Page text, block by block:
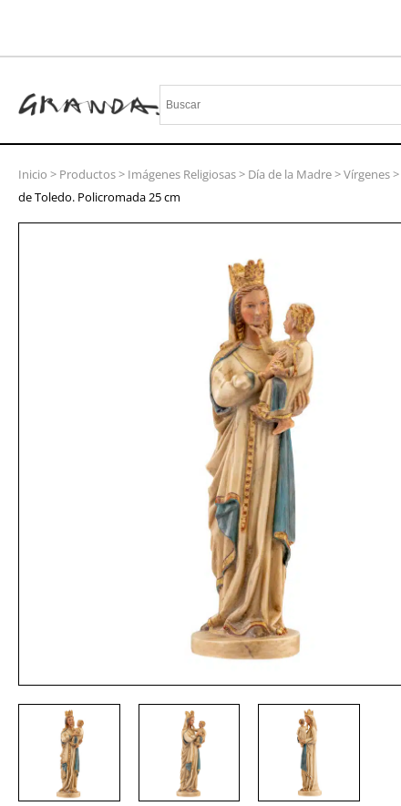
Inicio > Productos> Imágenes Religiosas> Día de la Madre>Vírgenes>
de Toledo. Policromada 25 cm